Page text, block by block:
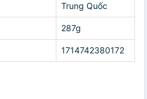
Trung Quốc
287g
1714742380172